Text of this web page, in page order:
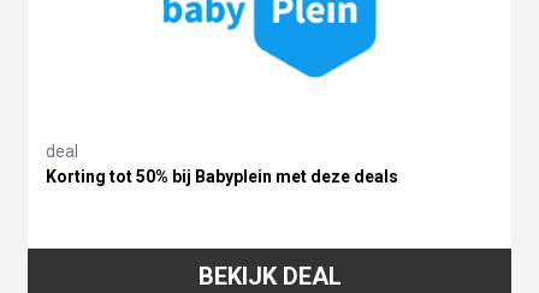
deal
Korting tot 50% bij Babyplein met deze deals
BEKIJK DEAL